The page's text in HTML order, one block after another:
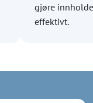
gjøre
effektivt.